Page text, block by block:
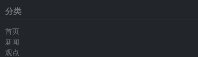
分类
首页
新闻
观点